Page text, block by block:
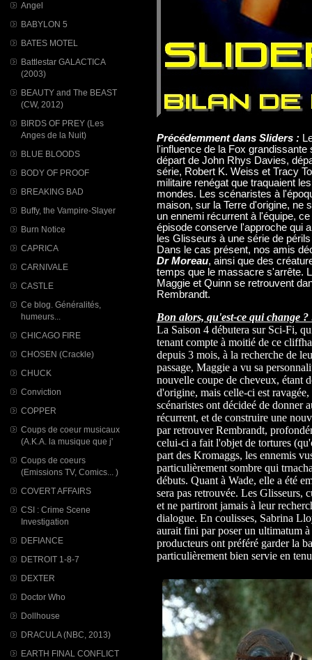
Angel
BABYLON 5
BATES MOTEL
Battlestar GALACTICA
(2003)
BEAUTY and The BEAST
(CW, 2012)
BIRDS OF PREY (Les
Anges de la Nuit)
BLUE BLOODS
BODY OF PROOF
BREAKING BAD
Buffy, the Vampire-Slayer
Burn Notice
CAPRICA
CARNIVALE
CASTLE
Ce blog. Généralités,
humeurs...
CHICAGO FIRE
CHOSEN (Crackle)
CHUCK
Conviction
COPPER
Coups de coeur musicaux
(A.K.A. la musique que j'
Coups de coeurs
(Emissions TV, Comics... )
COVERT AFFAIRS
CSI : Crime Scene
Investigation
DEFIANCE
DETROIT 1-8-7
DEXTER
Doctor Who
Dollhouse
DRACULA (NBC, 2013)
EARTH FINAL CONFLICT
Précédemment dans Sliders :
l'influence de la Fox
départ de John Rhys Davies,
série, Robert K. Weiss et Tracy
militaire renégat que traquaient
mondes. Les scénaristes à
maison, sur la Terre d'origine, ne
un ennemi récurrent à l'équipe,
épisode conserve l'approche qui
les Glisseurs à une série de
Dans le cas présent, nos amis
Dr Moreau, ainsi que des
temps que le massacre s'arrête.
Maggie et Quinn se retrouvent
Rembrandt.
Bon alors, qu'est-ce qui change ?
La Saison 4 débutera sur Sci-Fi,
tenant compte à moitié de ce
depuis 3 mois, à la recherche de
passage, Maggie a vu sa
nouvelle coupe de cheveux, étant
d'origine, mais celle-ci est
scénaristes ont décideé de donner
récurrent, et de construire une
par retrouver Rembrandt,
celui-ci a fait l'objet de tortures
part des Kromaggs, les ennemis
particulièrement sombre qui
débuts. Quant à Wade, elle a été
sera pas retrouvée. Les Glisseurs,
et ne partiront jamais à leur
dialogue. En coulisses, Sabrina
aurait fini par poser un ultimatum
producteurs ont préféré garder la
particulièrement bien servie en